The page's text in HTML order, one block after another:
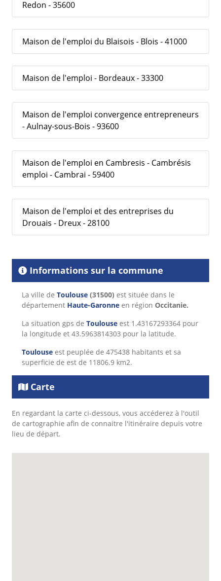
Redon - 35600
Maison de l'emploi du Blaisois - Blois - 41000
Maison de l'emploi - Bordeaux - 33300
Maison de l'emploi convergence entrepreneurs
- Aulnay-sous-Bois - 93600
Maison de l'emploi en Cambresis - Cambrésis
emploi - Cambrai - 59400
Maison de l'emploi et des entreprises du
Drouais - Dreux - 28100
Informations sur la commune
La ville de Toulouse (31500) est située dans le
département Haute-Garonne en région Occitanie.
La situation gps de Toulouse est 1.43167293364 pour
la longitude et 43.5963814303 pour la latitude.
Toulouse est peuplée de 475438 habitants et sa
superficie de est de 11806.9 km2.
Carte
En regardant la carte ci-dessous, vous accéderez à l'outil
de cartographie afin de connaitre l'itinéraire depuis votre
lieu de départ.